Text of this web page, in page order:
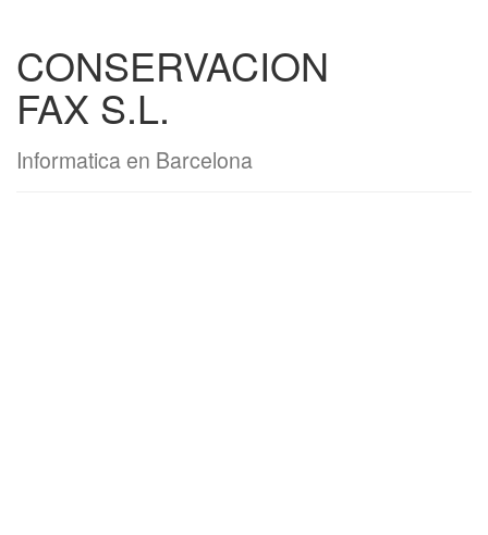
CONSERVACION
FAX S.L.
Informatica en Barcelona